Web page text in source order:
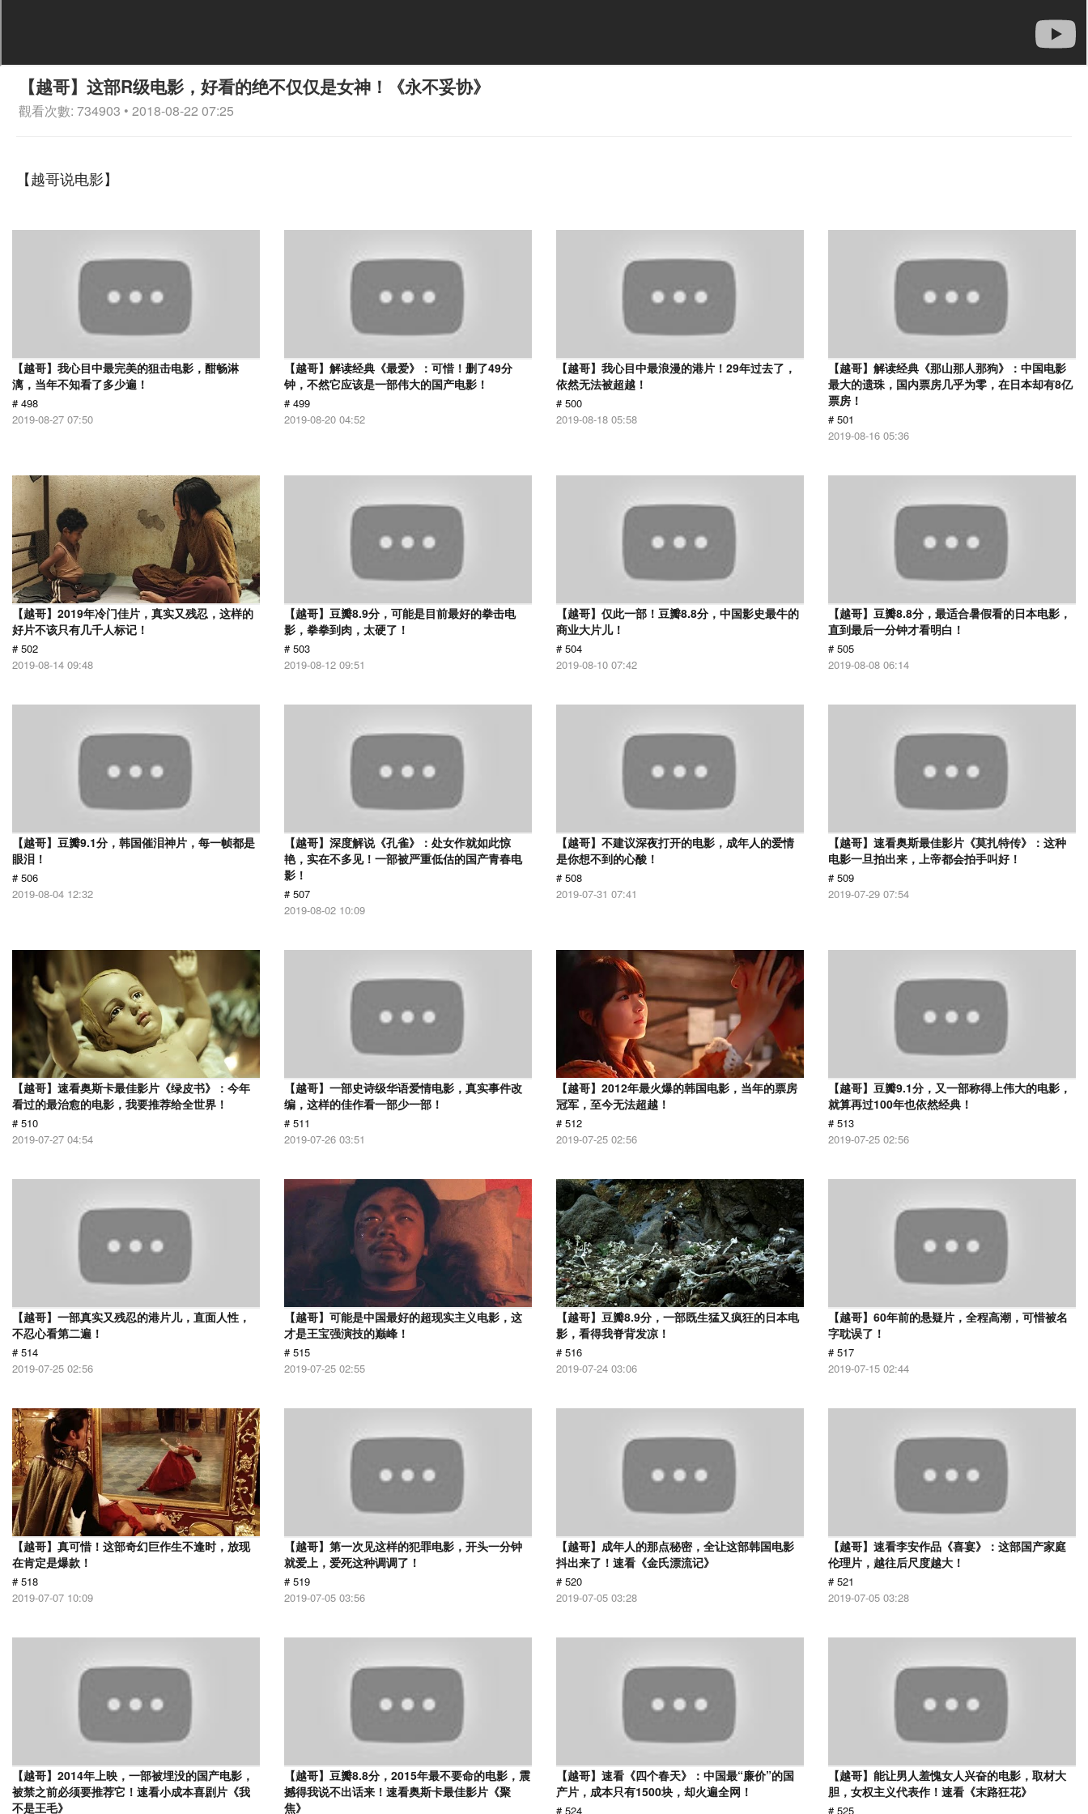
【越哥】这部R级电影，好看的绝不仅仅是女神！《永不妥协》
觀看次數: 734903 • 2018-08-22 07:25
【越哥说电影】
【越哥】我心目中最完美的狙击电影，酣畅淋
漓，当年不知看了多少遍！
# 498
2019-08-27 07:50
【越哥】解读经典《最爱》：可惜！删了49分
钟，不然它应该是一部伟大的国产电影！
# 499
2019-08-20 04:52
【越哥】我心目中最浪漫的港片！29年过去了，
依然无法被超越！
# 500
2019-08-18 05:58
【越哥】解读经典《那山那人那狗》：中国电影
最大的遗珠，国内票房几乎为零，在日本却有8亿
票房！
# 501
2019-08-16 05:36
【越哥】2019年冷门佳片，真实又残忍，这样的
好片不该只有几千人标记！
# 502
2019-08-14 09:48
【越哥】豆瓣8.9分，可能是目前最好的拳击电
影，拳拳到肉，太硬了！
# 503
2019-08-12 09:51
【越哥】仅此一部！豆瓣8.8分，中国影史最牛的
商业大片儿！
# 504
2019-08-10 07:42
【越哥】豆瓣8.8分，最适合暑假看的日本电影，
直到最后一分钟才看明白！
# 505
2019-08-08 06:14
【越哥】豆瓣9.1分，韩国催泪神片，每一帧都是
眼泪！
# 506
2019-08-04 12:32
【越哥】深度解说《孔雀》：处女作就如此惊
艳，实在不多见！一部被严重低估的国产青春电
影！
# 507
2019-08-02 10:09
【越哥】不建议深夜打开的电影，成年人的爱情
是你想不到的心酸！
# 508
2019-07-31 07:41
【越哥】速看奥斯最佳影片《莫扎特传》：这种
电影一旦拍出来，上帝都会拍手叫好！
# 509
2019-07-29 07:54
【越哥】速看奥斯卡最佳影片《绿皮书》：今年
看过的最治愈的电影，我要推荐给全世界！
# 510
2019-07-27 04:54
【越哥】一部史诗级华语爱情电影，真实事件改
编，这样的佳作看一部少一部！
# 511
2019-07-26 03:51
【越哥】2012年最火爆的韩国电影，当年的票房
冠军，至今无法超越！
# 512
2019-07-25 02:56
【越哥】豆瓣9.1分，又一部称得上伟大的电影，
就算再过100年也依然经典！
# 513
2019-07-25 02:56
【越哥】一部真实又残忍的港片儿，直面人性，
不忍心看第二遍！
# 514
2019-07-25 02:56
【越哥】可能是中国最好的超现实主义电影，这
才是王宝强演技的巅峰！
# 515
2019-07-25 02:55
【越哥】豆瓣8.9分，一部既生猛又疯狂的日本电
影，看得我脊背发凉！
# 516
2019-07-24 03:06
【越哥】60年前的悬疑片，全程高潮，可惜被名
字耽误了！
# 517
2019-07-15 02:44
【越哥】真可惜！这部奇幻巨作生不逢时，放现
在肯定是爆款！
# 518
2019-07-07 10:09
【越哥】第一次见这样的犯罪电影，开头一分钟
就爱上，爱死这种调调了！
# 519
2019-07-05 03:56
【越哥】成年人的那点秘密，全让这部韩国电影
抖出来了！速看《金氏漂流记》
# 520
2019-07-05 03:28
【越哥】速看李安作品《喜宴》：这部国产家庭
伦理片，越往后尺度越大！
# 521
2019-07-05 03:28
【越哥】2014年上映，一部被埋没的国产电影，
被禁之前必须要推荐它！速看小成本喜剧片《我
不是王毛》
【越哥】豆瓣8.8分，2015年最不要命的电影，震
撼得我说不出话来！速看奥斯卡最佳影片《聚
焦》
【越哥】速看《四个春天》：中国最“廉价”的国
产片，成本只有1500块，却火遍全网！
# 524
【越哥】能让男人羞愧女人兴奋的电影，取材大
胆，女权主义代表作！速看《末路狂花》
# 525